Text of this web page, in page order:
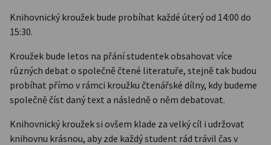
Knihovnický kroužek bude probíhat každé úterý od 14:00 do
15:30.
Kroužek bude letos na přání studentek obsahovat více
různých debat o společně čtené literatuře, stejně tak budou
probíhat přímo v rámci kroužku čtenářské dílny, kdy budeme
společně číst daný text a následně o něm debatovat.
Knihovnický kroužek si ovšem klade za velký cíl i udržovat
knihovnu krásnou, aby zde každý student rád trávil čas v